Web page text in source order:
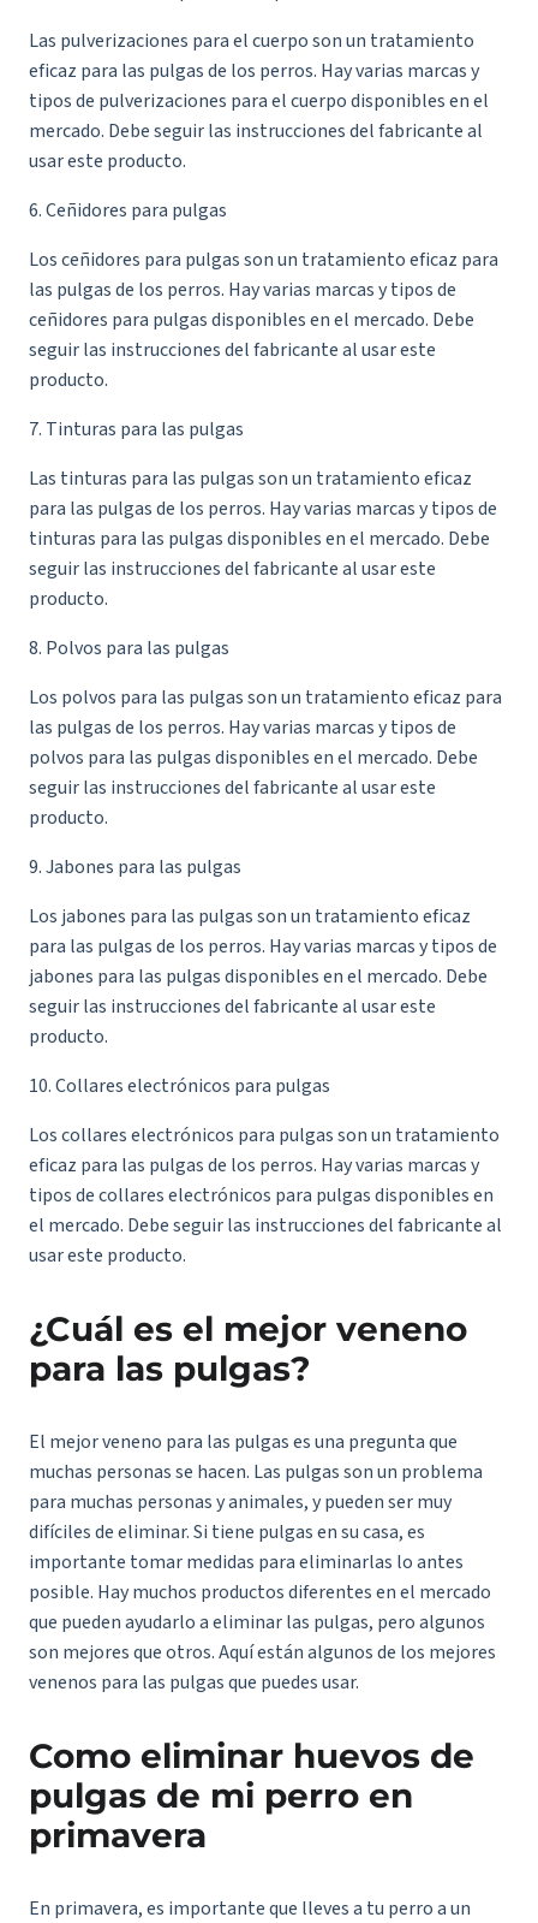
Las pulverizaciones para el cuerpo son un tratamiento
eficaz para las pulgas de los perros. Hay varias marcas y
tipos de pulverizaciones para el cuerpo disponibles en el
mercado. Debe seguir las instrucciones del fabricante al
usar este producto.
6. Ceñidores para pulgas
Los ceñidores para pulgas son un tratamiento eficaz para
las pulgas de los perros. Hay varias marcas y tipos de
ceñidores para pulgas disponibles en el mercado. Debe
seguir las instrucciones del fabricante al usar este
producto.
7. Tinturas para las pulgas
Las tinturas para las pulgas son un tratamiento eficaz
para las pulgas de los perros. Hay varias marcas y tipos de
tinturas para las pulgas disponibles en el mercado. Debe
seguir las instrucciones del fabricante al usar este
producto.
8. Polvos para las pulgas
Los polvos para las pulgas son un tratamiento eficaz para
las pulgas de los perros. Hay varias marcas y tipos de
polvos para las pulgas disponibles en el mercado. Debe
seguir las instrucciones del fabricante al usar este
producto.
9. Jabones para las pulgas
Los jabones para las pulgas son un tratamiento eficaz
para las pulgas de los perros. Hay varias marcas y tipos de
jabones para las pulgas disponibles en el mercado. Debe
seguir las instrucciones del fabricante al usar este
producto.
10. Collares electrónicos para pulgas
Los collares electrónicos para pulgas son un tratamiento
eficaz para las pulgas de los perros. Hay varias marcas y
tipos de collares electrónicos para pulgas disponibles en
el mercado. Debe seguir las instrucciones del fabricante al
usar este producto.
¿Cuál es el mejor veneno
para las pulgas?
El mejor veneno para las pulgas es una pregunta que
muchas personas se hacen. Las pulgas son un problema
para muchas personas y animales, y pueden ser muy
difíciles de eliminar. Si tiene pulgas en su casa, es
importante tomar medidas para eliminarlas lo antes
posible. Hay muchos productos diferentes en el mercado
que pueden ayudarlo a eliminar las pulgas, pero algunos
son mejores que otros. Aquí están algunos de los mejores
venenos para las pulgas que puedes usar.
Como eliminar huevos de
pulgas de mi perro en
primavera
En primavera, es importante que lleves a tu perro a un